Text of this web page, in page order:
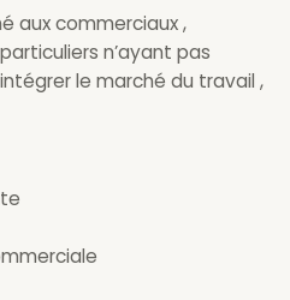
aux commerciaux ,
n’ayant pas
le marché du travail ,